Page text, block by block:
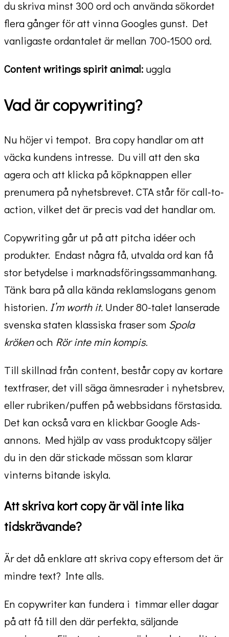
du skriva minst 300 ord och använda sökordet
flera gånger för att vinna Googles gunst. Det
vanligaste ordantalet är mellan 700-1500 ord.
Content writings spirit animal: uggla
Vad är copywriting?
Nu höjer vi tempot. Bra copy handlar om att
väcka kundens intresse. Du vill att den ska
agera och att klicka på köpknappen eller
prenumera på nyhetsbrevet. CTA står för call-to-
action, vilket det är precis vad det handlar om.
Copywriting går ut på att pitcha idéer och
produkter. Endast några få, utvalda ord kan få
stor betydelse i marknadsföringssammanhang.
Tänk bara på alla kända reklamslogans genom
historien. I’m worth it. Under 80-talet lanserade
svenska staten klassiska fraser som Spola
krökenoch Rör inte min kompis.
Till skillnad från content, består copy av kortare
textfraser, det vill säga ämnesrader i nyhetsbrev,
eller rubriken/puffen på webbsidans förstasida.
Det kan också vara en klickbar Google Ads-
annons. Med hjälp av vass produktcopy säljer
du in den där stickade mössan som klarar
vinterns bitande iskyla.
Att skriva kort copy är väl inte lika
tidskrävande?
Är det då enklare att skriva copy eftersom det är
mindre text? Inte alls.
En copywriter kan fundera i timmar eller dagar
på att få till den där perfekta, säljande